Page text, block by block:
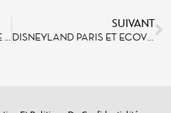
LES « NÉONS CRACKLES » DE BUZZ LIGHTYEAR LASER BLAST : UNE TECHNOLOGIE UNIQUE AU MONDE RELOCALISÉE EN ILE-DE-FRANCE POUR LES BESOINS DE L’ATTRACTION
SUIVANT
DISNEYLAND PARIS ET ECOVIDRIO S’UNISSENT EN FAVEUR DU RECYCLAGE DU VERRE EN ESPAGNE